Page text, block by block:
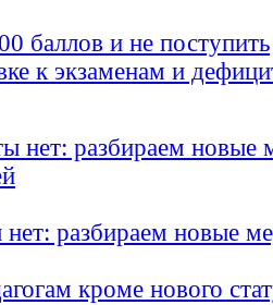
баллов и не поступить
к экзаменам и
нет: разбираем новые
кроме нового